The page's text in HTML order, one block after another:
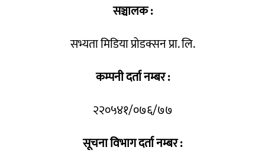
सञ्चालक :
सभ्यता मिडिया प्रोडक्सन प्रा. लि.
कम्पनी दर्ता नम्बर :
२२०५४१/०७६/७७
सूचना विभाग दर्ता नम्बर :